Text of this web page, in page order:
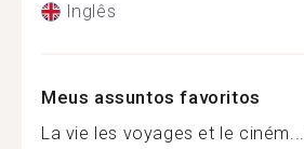
Inglês
Meus assuntos favoritos
La vie les voyages et le ciném...